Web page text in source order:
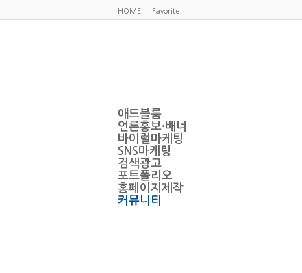
HOME Favorite
애드블룸
언론홍보·배너
바이럴마케팅
SNS마케팅
검색광고
포트폴리오
홈페이지제작
커뮤니티